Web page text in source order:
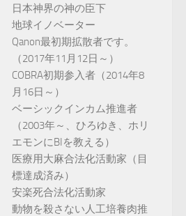
日本神界の神の臣下
地球イノベーター
Qanon最初期拡散者です。
（2017年11月12日～）
COBRA初期参入者（2014年8
月16日～）
ベーシックインカム推進者
（2003年～、ひろゆき、ホリ
エモンにBIを教える）
医療用大麻合法化活動家（目
標達成済み）
安楽死合法化活動家
動物を殺さない人工培養肉推